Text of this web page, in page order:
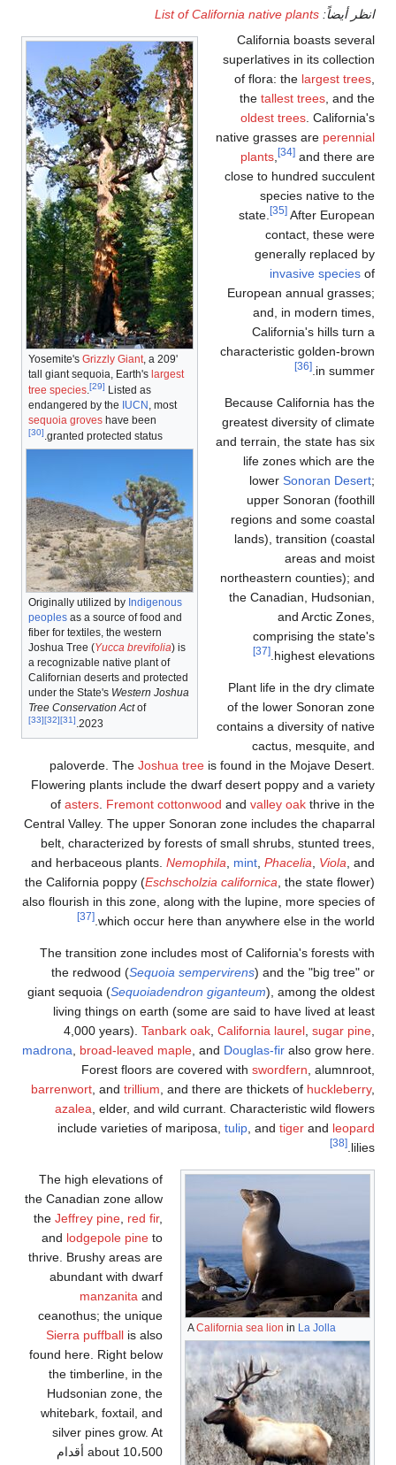
List of California native
Yosemite's Grizzly Giant, a 209'
tall giant sequoia, Earth's
tree species
endangered by the
IUCN, most
sequoia groves
have been
granted protected status.
[30]
Originally utilized by
Indigenous
peoples as a source of food and
fiber for textiles, the western
Joshua Tree (
Yucca brevifolia) is
a recognizable native plant of
Californian deserts and protected
under the State's
Western Joshua
Tree Conservation Actof
California
superlatives
of flora: the
the tallest
oldest
native
plants,
close to
state.
European
and, in
characteristic
Because
greatest
and terrain,
life zones
lower
upper
regions and
lands),
northeastern
the
Plant life in
of the lower
contains a
cactus,
paloverde. TheJoshua treeis found in the
Flowering plants include the dwarf desert
ofasters.Fremont cottonwoodandvalley
Central Valley. The upper Sonoran zone
belt, characterized by forests of small shrubs,
and herbaceous plants. Nemophila,mint ,
the California poppy (Eschscholzia californica,
also flourish in this zone, along with the lupine,
which occur here than anywhere
The transition zone includes most of
the redwood (Sequoia sempervirens) and
giant sequoia ( Sequoiadendron giganteum),
living things on earth (some are said to
4,000 years).Tanbark oak ,California
madrona,broad-leaved maple , andDouglas-fir
Forest floors are covered with
barrenwort , andtrillium, and there are thickets
azalea, elder, and wild currant.
include varieties of mariposa,tulip, and
ACalifornia sea lion
The high elevations of
the Canadian zone allow
theJeffrey pine red fir ,
andlodgepole pineto
thrive. Brushy areas are
abundant with dwarf
manzanitaand
ceanothus; the unique
Sierra puffballis also
found here. Right below
the timberline, in the
Hudsonian zone, the
whitebark, foxtail, and
silver pines grow. At
about 10،500 أقدام